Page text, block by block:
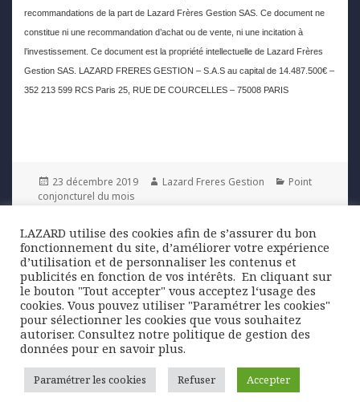
recommandations de la part de Lazard Frères Gestion SAS. Ce document ne
constitue ni une recommandation d’achat ou de vente, ni une incitation à
l’investissement. Ce document est la propriété intellectuelle de Lazard Frères
Gestion SAS. LAZARD FRERES GESTION – S.A.S au capital de 14.487.500€ –
352 213 599 RCS Paris 25, RUE DE COURCELLES – 75008 PARIS
Posted
on
23 décembre 2019 Author
Lazard Freres Gestion Categories
Point
conjoncturel du mois
Navigation
l’article
PREVIOUS
Previous
post:
Quelles perspectives d’évolution de la
parité euro-dollar ?
NEXT
Next
post:
Du mieux sur la croissance dans les
pays émergents
LAZARD utilise des cookies afin de s’assurer du bon
fonctionnement du site, d’améliorer votre expérience
d’utilisation et de personnaliser les contenus et
publicités en fonction de vos intérêts. ​ En cliquant sur
le bouton "Tout accepter" vous acceptez l‘usage des
cookies. Vous pouvez utiliser "Paramétrer les cookies"
pour sélectionner les cookies que vous souhaitez
autoriser. Consultez notre politique de gestion des
données pour en savoir plus.
Paramétrer les cookies Refuser Accepter